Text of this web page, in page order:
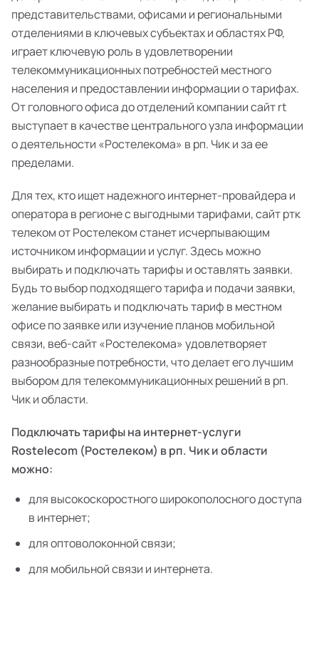
представительствами, офисами и региональными
отделениями в ключевых субъектах и областях РФ,
играет ключевую роль в удовлетворении
телекоммуникационных потребностей местного
населения и предоставлении информации о тарифах.
От головного офиса до отделений компании сайт rt
выступает в качестве центрального узла информации
о деятельности «Ростелекома» в рп. Чик и за ее
пределами.
Для тех, кто ищет надежного интернет-провайдера и
оператора в регионе с выгодными тарифами, сайт ртк
телеком от Ростелеком станет исчерпывающим
источником информации и услуг. Здесь можно
выбирать и подключать тарифы и оставлять заявки.
Будь то выбор подходящего тарифа и подачи заявки,
желание выбирать и подключать тариф в местном
офисе по заявке или изучение планов мобильной
связи, веб-сайт «Ростелекома» удовлетворяет
разнообразные потребности, что делает его лучшим
выбором для телекоммуникационных решений в рп.
Чик и области.
Подключать тарифы на интернет-услуги
Rostelecom (Ростелеком) в рп. Чик и области
можно:
для высокоскоростного широкополосного доступа
в интернет;
для оптоволоконной связи;
для мобильной связи и интернета.